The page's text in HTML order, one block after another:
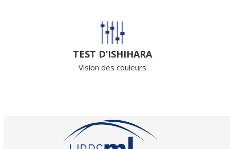
TEST D’ISHIHARA
Vision des couleurs